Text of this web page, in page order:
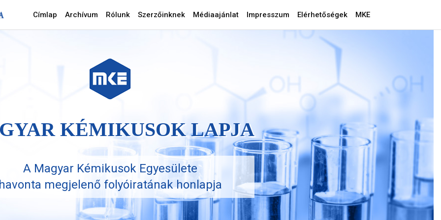
Címlap Archívum Rólunk Szerzőinknek Médiaajánlat Impresszum Elérhetőségek MKE
KÉMIKUSOK LAPJA
A Magyar Kémikusok Egyesülete
megjelenő folyóiratának honlapja